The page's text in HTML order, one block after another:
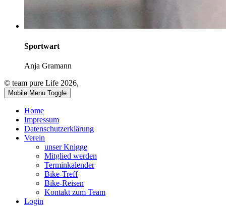
Sportwart
Anja Gramann
© team pure Life 2026,
Mobile Menu Toggle
Home
Impressum
Datenschutzerklärung
Verein
unser Knigge
Mitglied werden
Terminkalender
Bike-Treff
Bike-Reisen
Kontakt zum Team
Login